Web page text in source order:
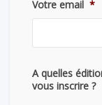
Votre email *
A quelles
vous inscrire ?